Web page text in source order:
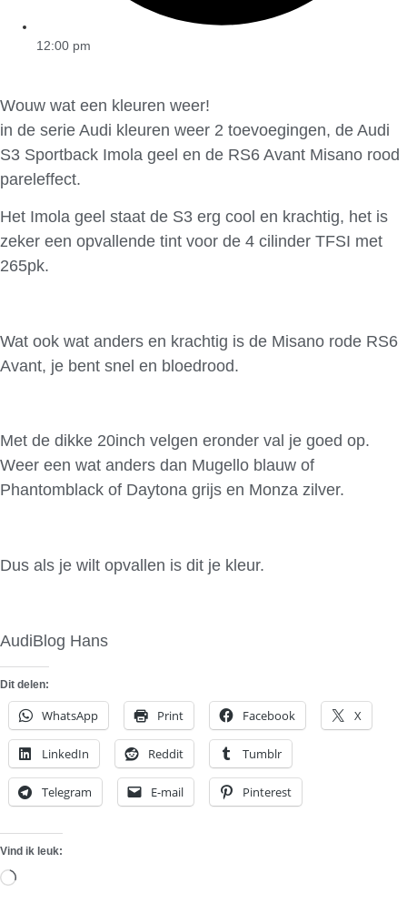
12:00 pm
Wouw wat een kleuren weer!
in de serie Audi kleuren weer 2 toevoegingen, de Audi
S3 Sportback Imola geel en de RS6 Avant Misano rood
pareleffect.
Het Imola geel staat de S3 erg cool en krachtig, het is
zeker een opvallende tint voor de 4 cilinder TFSI met
265pk.
Wat ook wat anders en krachtig is de Misano rode RS6
Avant, je bent snel en bloedrood.
Met de dikke 20inch velgen eronder val je goed op.
Weer een wat anders dan Mugello blauw of
Phantomblack of Daytona grijs en Monza zilver.
Dus als je wilt opvallen is dit je kleur.
AudiBlog Hans
Dit delen:
WhatsApp Print Facebook X
LinkedIn Reddit Tumblr
Telegram E-mail Pinterest
Vind ik leuk:
Aan